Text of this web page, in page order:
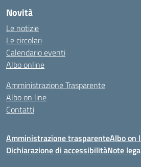
Novità
Le notizie
Le circolari
Calendario eventi
Albo online
Amministrazione Trasparente
Albo on line
Contatti
Amministrazione trasparenteAlbo on
Dichiarazione di accessibilitàNote